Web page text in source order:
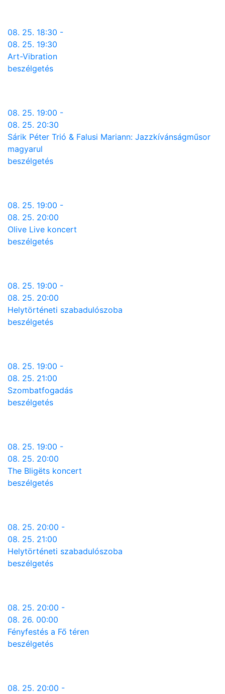
08. 25. 18:30 -
08. 25. 19:30
Art-Vibration
beszélgetés
08. 25. 19:00 -
08. 25. 20:30
Sárik Péter Trió & Falusi Mariann: Jazzkívánságműsor
magyarul
beszélgetés
08. 25. 19:00 -
08. 25. 20:00
Olive Live koncert
beszélgetés
08. 25. 19:00 -
08. 25. 20:00
Helytörténeti szabadulószoba
beszélgetés
08. 25. 19:00 -
08. 25. 21:00
Szombatfogadás
beszélgetés
08. 25. 19:00 -
08. 25. 20:00
The Bligëts koncert
beszélgetés
08. 25. 20:00 -
08. 25. 21:00
Helytörténeti szabadulószoba
beszélgetés
08. 25. 20:00 -
08. 26. 00:00
Fényfestés a Fő téren
beszélgetés
08. 25. 20:00 -